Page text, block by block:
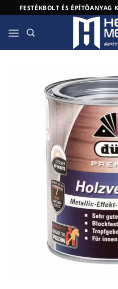
to
content
FESTÉKBOLT ÉS ÉPÍTŐANYAG